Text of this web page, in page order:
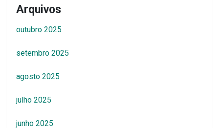
Arquivos
outubro 2025
setembro 2025
agosto 2025
julho 2025
junho 2025